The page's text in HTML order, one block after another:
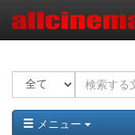
メニュー